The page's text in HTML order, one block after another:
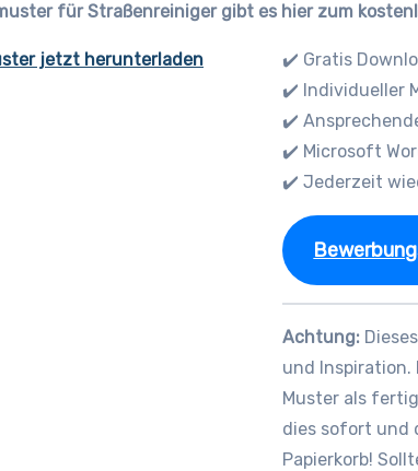
für Straßenreiniger gibt es hier zum
✔️ Gratis
✔️ Individueller
✔️
✔️ Microsoft
✔️ Jederzeit
Achtung:
und Inspiration.
Muster als
dies sofort und
Papierkorb!